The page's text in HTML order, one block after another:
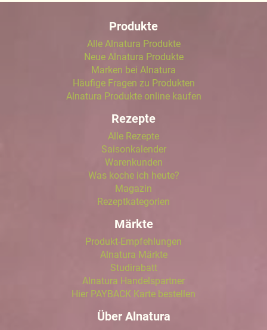
Produkte
Alle Alnatura Produkte
Neue Alnatura Produkte
Marken bei Alnatura
Häufige Fragen zu Produkten
Alnatura Produkte online kaufen
Rezepte
Alle Rezepte
Saisonkalender
Warenkunden
Was koche ich heute?
Magazin
Rezeptkategorien
Märkte
Produkt-Empfehlungen
Alnatura Märkte
Studirabatt
Alnatura Handelspartner
Hier PAYBACK Karte bestellen
Über Alnatura